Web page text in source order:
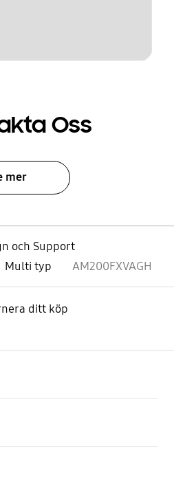
Oss
mer
och Support
Multi typ AM200FXVAGH
ditt köp